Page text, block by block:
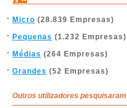
Micro (28.839 Empresas)
Pequenas (1.232 Empresas)
Médias (264 Empresas)
Grandes (52 Empresas)
Outros utilizadores pesquisaram